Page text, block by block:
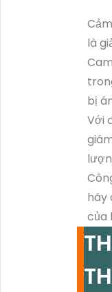
là
bị
Với
hãy
của